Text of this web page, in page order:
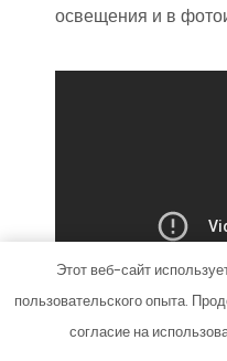
освещения и в
Этот веб-сайт
пользовательского опыта.
согласие на